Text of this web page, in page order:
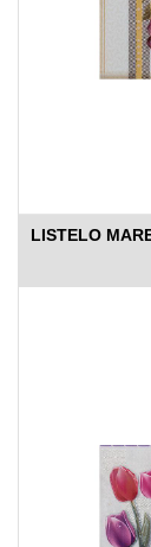
LISTELO